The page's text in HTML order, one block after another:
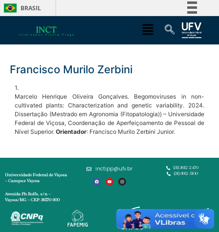
BRASIL
Simplifique!
Acesso à informação
Canais
Francisco Murilo Zerbini
1.
Marcelo Henrique Oliveira Gonçalves. Begomoviruses in non-
cultivated plants: Characterization and genetic variability. 2024.
Dissertação (Mestrado em Agronomia (Fitopatologia)) – Universidade
Federal de Viçosa, Coordenação de Aperfeiçoamento de Pessoal de
Nível Superior. Orientador: Francisco Murilo Zerbini Junior.
Universidade Federal de Viçosa
– Campus Viçosa
Avenida Ph Rolfs, s/n –
Viçosa/MG – CEP: 36570-900
inctipp@ufv.br
(31) 3612-2470
(31) 3612-5100